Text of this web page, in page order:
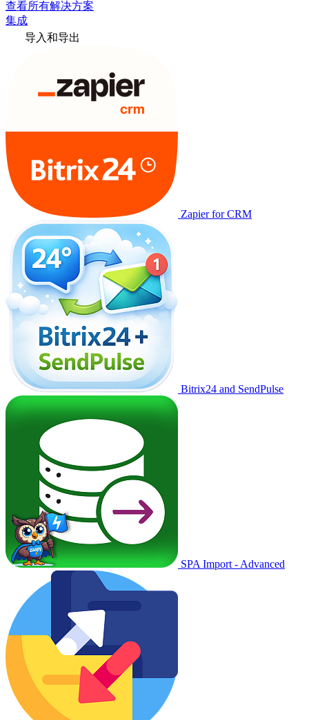
查看所有解决方案
集成
导入和导出
Zapier for CRM
Bitrix24 and SendPulse
SPA Import - Advanced